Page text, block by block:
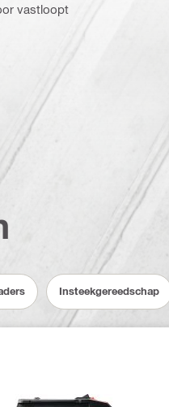
vastloopt
Insteekgereedschap